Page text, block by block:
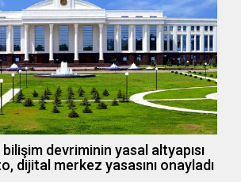
devriminin yasal altyapısı
dijital merkez yasasını onayladı